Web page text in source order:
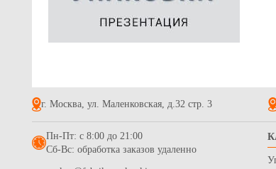
г. Москва, ул. Маленковская, д.32 стр. 3
Пн-Пт: с 8:00 до 21:00
Сб-Вс: обработка заказов удаленно